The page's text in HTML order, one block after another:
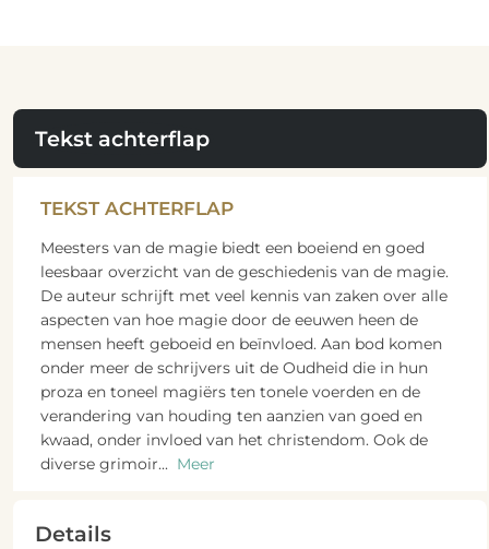
Tekst achterflap
TEKST ACHTERFLAP
Meesters van de magie biedt een boeiend en goed
leesbaar overzicht van de geschiedenis van de magie.
De auteur schrijft met veel kennis van zaken over alle
aspecten van hoe magie door de eeuwen heen de
mensen heeft geboeid en beïnvloed. Aan bod komen
onder meer de schrijvers uit de Oudheid die in hun
proza en toneel magiërs ten tonele voerden en de
verandering van houding ten aanzien van goed en
kwaad, onder invloed van het christendom. Ook de
diverse grimoir... Meer
Details